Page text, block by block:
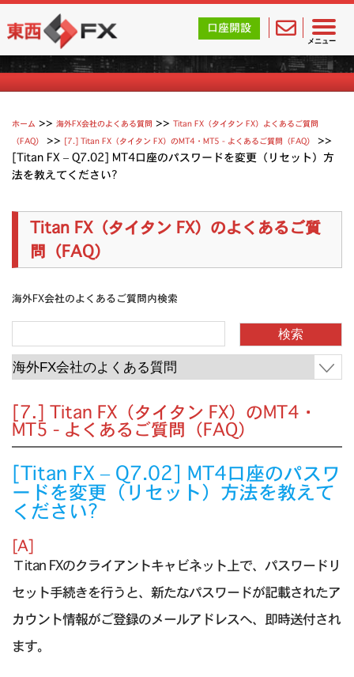
メニュー
東西FX｜海外FX会社（ブローカー）の無料口座開設サポ
口座開設
Titan（タイタン FX）よくあるご質問
ホーム >>海外FX会社のよくある質問 >>Titan FX（タイタン FX）よくあるご質問
（FAQ）
>> [7.] Titan FX（タイタン FX）のMT4・MT5 - よくあるご質問（FAQ）
>>
[Titan FX – Q7.02] MT4口座のパスワードを変更（リセット）方
法を教えてください?
Titan FX（タイタン FX）のよくあるご質
問（FAQ）
海外FX会社のよくあるご質問内検索
[7.] Titan FX（タイタン FX）のMT4・
MT5 - よくあるご質問（FAQ）
[Titan FX – Q7.02] MT4口座のパスワ
ードを変更（リセット）方法を教えて
ください?
[A]
Τitan FXのクライアントキャビネット上で、パスワードリ
セット手続きを行うと、新たなパスワードが記載されたア
カウント情報がご登録のメールアドレスへ、即時送付され
ます。